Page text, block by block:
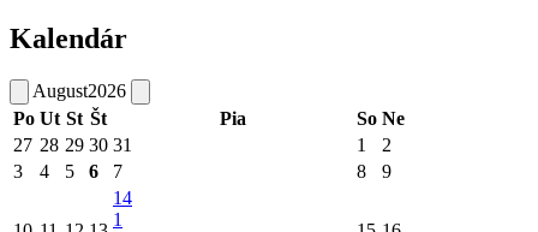
Kalendár
August2026
Po Ut St Št Pia So Ne
27 28 29 30 31 1
2
3
4 5 6 7 8 9
14
1